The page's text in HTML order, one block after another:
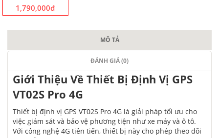
1,790,000đ
MÔ TẢ
ĐÁNH GIÁ (0)
Giới Thiệu Về Thiết Bị Định Vị GPS
VT02S Pro 4G
Thiết bị định vị GPS VT02S Pro 4G là giải pháp tối ưu cho
việc giám sát và bảo vệ phương tiện như xe máy và ô tô.
Với công nghệ 4G tiên tiến, thiết bị này cho phép theo dõi